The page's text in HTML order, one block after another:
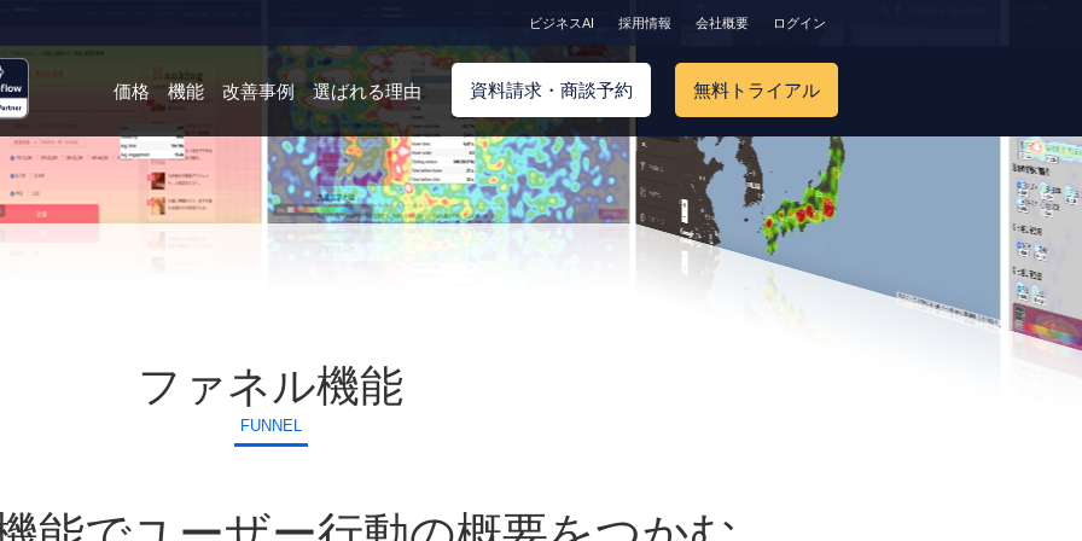
ログイン
会社概要
採用情報
ビジネスAI
無料トライアル
資料請求・商談予約
選ばれる理由
改善事例
機能
価格
ファネル機能
FUNNEL